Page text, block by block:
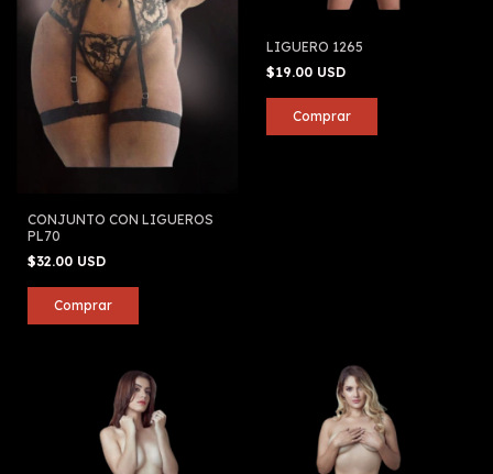
CONJUNTO CON LIGUEROS
PL70
$32.00 USD
LIGUERO 1265
$19.00 USD